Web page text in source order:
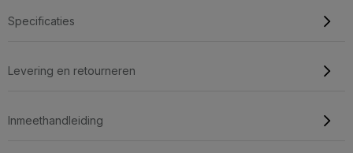
Specificaties
Levering en retourneren
Inmeethandleiding